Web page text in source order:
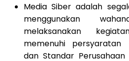
Media Siber adalah
menggunakan
melaksanakan
memenuhi persyaratan
dan Standar